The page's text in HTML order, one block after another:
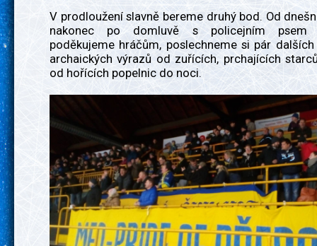
V prodloužení slavně bereme druhý bod. Od
nakonec po domluvě s policejním psem
poděkujeme hráčům, poslechneme si pár
archaických výrazů od zuřících, prchajících
od hořících popelnic do noci.